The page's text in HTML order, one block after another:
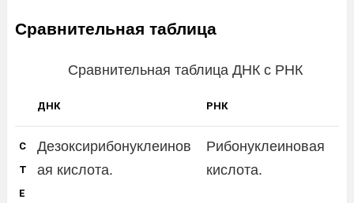
Сравнительная таблица
Сравнительная таблица ДНК с РНК
ДНК РНК
С
Т
Е
Дезоксирибонуклеинов
ая кислота.
Рибонуклеиновая
кислота.